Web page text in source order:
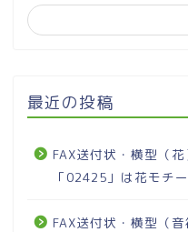
最近の投稿
FAX送付状・横型（
「02425」は花モチ
FAX送付状・横型（